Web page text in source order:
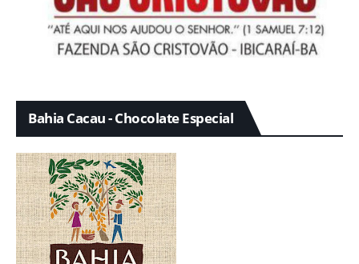
Bahia Cacau - Chocolate Especial